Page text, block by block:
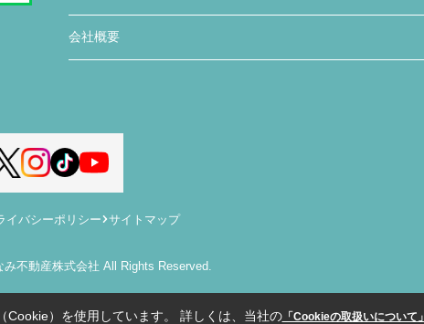
会社概要
イバシーポリシー サイトマップ
不動産株式会社 All Rights Reserved.
）を使用しています。 詳しくは、当社の「Cookieの取扱いについて」